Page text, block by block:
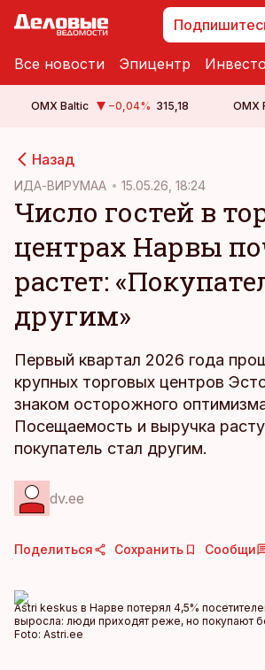
Все новости Эпицентр
OMX Baltic −0,04% 315,18 OMX
Назад
ИДА-ВИРУМАА 15.05.26, 18:24
Число гостей в
центрах Нарвы
растет:
другим»
Первый квартал 2026 года
крупных торговых центров
знаком осторожного
Посещаемость и выручка
покупатель стал другим.
dv.ee
Поделиться Сохранить Сообщи
Astri keskus в Нарве потерял 4,5%
выросла: люди приходят реже, но покупают
Foto: Astri.ee